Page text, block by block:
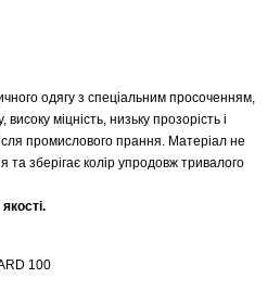
одягу з спеціальним просоченням,
міцність, низьку прозорість і
промислового прання. Матеріал не
та зберігає колір упродовж тривалого
100